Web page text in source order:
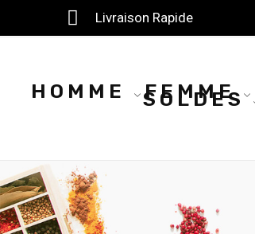
Livraison Rapide
HOMME FEMME
SOLDES